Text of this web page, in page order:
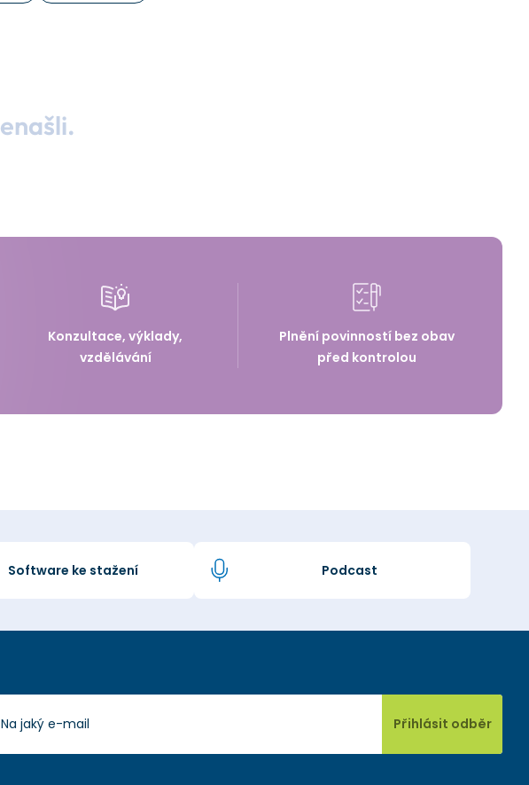
Konzultace, výklady,
vzdělávání
Plnění povinností bez obav
před kontrolou
Software ke stažení Podcast
Přihlásit odběr